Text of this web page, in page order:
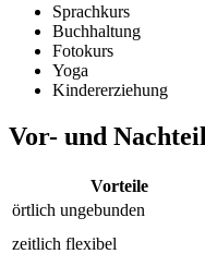
Sprachkurs
Buchhaltung
Fotokurs
Yoga
Kindererziehung
Vor- und
Vorteile
örtlich ungebunden
zeitlich flexibel